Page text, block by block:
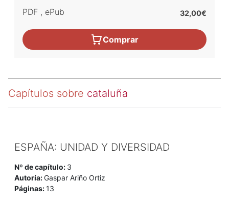
PDF , ePub 32,00€
Comprar
Capítulos sobre cataluña
ESPAÑA: UNIDAD Y DIVERSIDAD
Nº de capítulo: 3
Autoría:Gaspar Ariño Ortiz
Páginas:13